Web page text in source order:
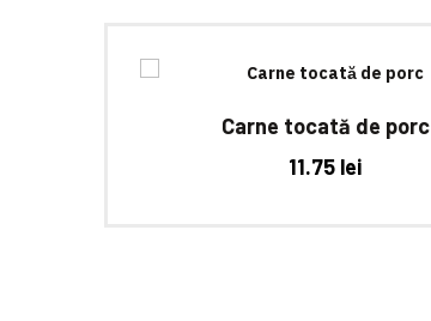
Carne tocată de porc
11.75 lei